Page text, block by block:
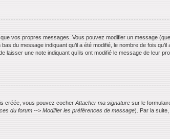
vos propres messages. Vous pouvez modifier un message
du message indiquant qu’il a été modifié, le nombre de fois
une note indiquant qu’ils ont modifié le message de leur
créée, vous pouvez cocher Attacher ma signature sur le
du forum --> Modifier les préférences de message). Par la